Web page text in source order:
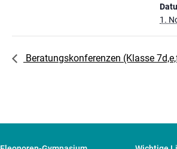
1.
Beratungskonferenzen (Klasse